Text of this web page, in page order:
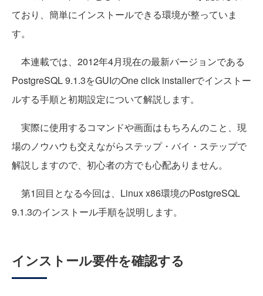
ており、簡単にインストールできる環境が整っていま
す。
本連載では、2012年4月現在の最新バージョンである
PostgreSQL 9.1.3をGUIのOne click installerでインストー
ルする手順と初期設定について解説します。
実際に使用するコマンドや画面はもちろんのこと、現
場のノウハウも交えながらステップ・バイ・ステップで
解説しますので、初心者の方でも心配ありません。
第1回目となる今回は、Linux x86環境のPostgreSQL
9.1.3のインストール手順を説明します。
インストール要件を確認する